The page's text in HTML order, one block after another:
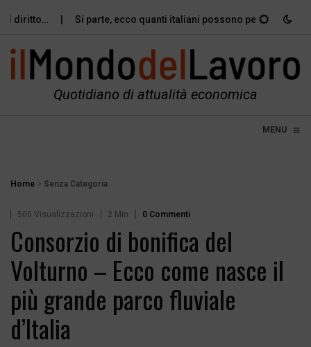
Si parte, ecco quanti italiani possono permettersi le…
Quotidiano di attualità economica
MENU ≡
☰
Home > Senza Categoria
500 Visualizzazioni 2 Min 0 Commenti
Consorzio di bonifica del
Volturno – Ecco come nasce il
più grande parco fluviale
d’Italia